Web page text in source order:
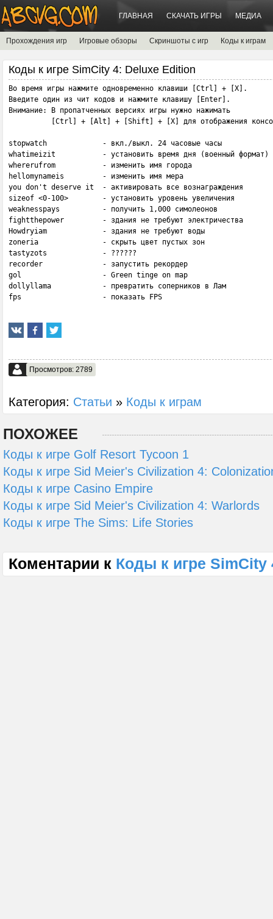
ГЛАВНАЯ СКАЧАТЬ ИГРЫ МЕДИА
Прохождения игр Игровые обзоры Скриншоты с игр Коды к играм
Коды к игре SimCity 4: Deluxe Edition
Во время игры нажмите одновременно клавиши [Ctrl] + [X].
Введите один из чит кодов и нажмите клавишу [Enter].
Внимание: В пропатченных версиях игры нужно нажимать
[Ctrl] + [Alt] + [Shift] + [X] для отображения
stopwatch             - вкл./выкл. 24 часовые часы
whatimeizit           - установить время дня (военный формат)
whererufrom           - изменить имя города
hellomynameis         - изменить имя мера
you don't deserve it  - активировать все вознаграждения
sizeof <0-100>        - установить уровень увеличения
weaknesspays          - получить 1,000 симолеонов
fightthepower         - здания не требуют электричества
Howdryiam             - здания не требуют воды
zoneria               - скрыть цвет пустых зон
tastyzots             - ??????
recorder              - запустить рекордер
gol                   - Green tinge on map
dollyllama            - превратить соперников в Лам
fps                   - показать FPS
Просмотров: 2789
Категория: Статьи » Коды к играм
ПОХОЖЕЕ
Коды к игре Golf Resort Tycoon 1
Коды к игре Sid Meier's Civilization 4:
Коды к игре Casino Empire
Коды к игре Sid Meier's Civilization 4: Warlords
Коды к игре The Sims: Life Stories
Коментарии к Коды к игре SimCity